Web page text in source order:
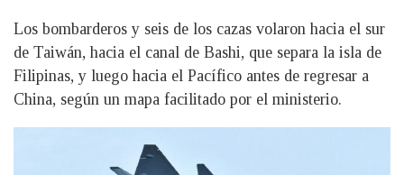
Los bombarderos y seis de los cazas volaron hacia el sur
de Taiwán, hacia el canal de Bashi, que separa la isla de
Filipinas, y luego hacia el Pacífico antes de regresar a
China, según un mapa facilitado por el ministerio.